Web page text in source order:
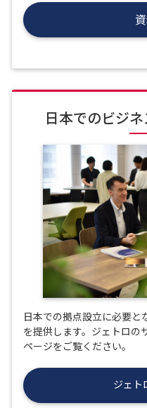
日本でのビジ
日本での拠点設立に必要と
を提供します。ジェトロの
ページをご覧ください。
ジェト